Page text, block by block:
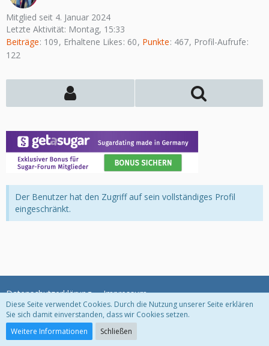
Mitglied seit 4. Januar 2024
Letzte Aktivität: Montag, 15:33
Beiträge 109 Erhaltene Likes 60 Punkte 467 Profil-Aufrufe
122
Der Benutzer hat den Zugriff auf sein vollständiges Profil
eingeschränkt.
Datenschutzerklärung Impressum
Community-Software:
Diese Seite verwendet Cookies. Durch die Nutzung unserer Seite erklären
Sie sich damit einverstanden, dass wir Cookies setzen.
Weitere Informationen
Schließen